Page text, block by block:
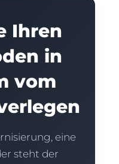
Ihren
in
vom
eine
steht der